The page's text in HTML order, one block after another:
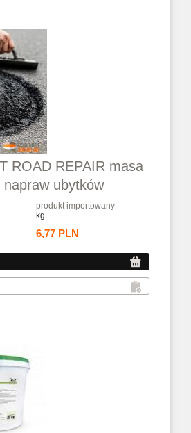
ROAD REPAIR masa
ubytków
produkt importowany
kg
6,77 PLN